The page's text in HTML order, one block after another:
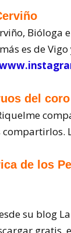
Bióloga
es de
del coro
de los
su blog